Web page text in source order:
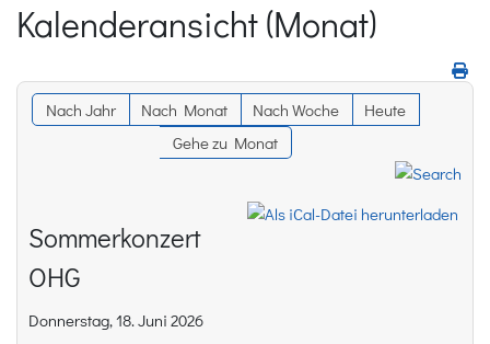
Kalenderansicht (Monat)
Nach Jahr Nach Monat Nach Woche
Heute
Gehe zu Monat
Sommerkonzert
OHG
Donnerstag, 18. Juni 2026